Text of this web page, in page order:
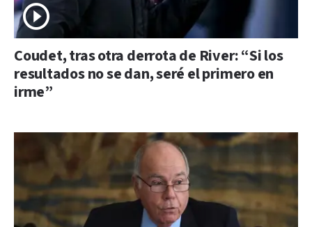
Coudet, tras otra derrota de River: “Si los
resultados no se dan, seré el primero en
irme”